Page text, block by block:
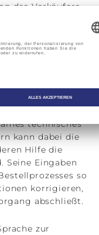
des Verkäufers
entsprechenden
dem Bildschirm
technisches
kann dabei die
Hilfe die
Eingaben
so
korrigieren,
abschließt.
zur